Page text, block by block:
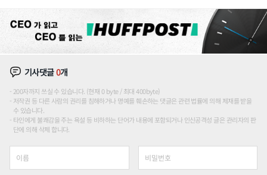
기사댓글0개
200자까지 쓰실 수 있습니다. (현재 0 byte / 최대 400byte)
저작권 등 다른 사람의 권리를 침해하거나 명예를 훼손하는 댓글은 관련 법률에 의해 제재를 받을
수 있습니다.
타인에게 불쾌감을 주는 욕설 등 비하하는 단어가 내용에 포함되거나 인신공격성 글은 관리자의 판
단에 의해 삭제 합니다.